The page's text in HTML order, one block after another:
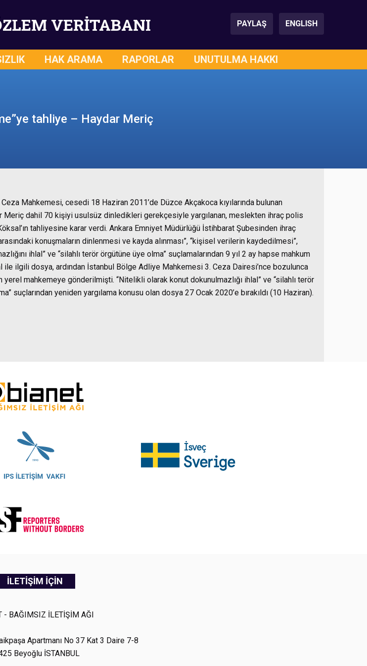
VERİTABANI PAYLAŞ ENGLISH
HAK ARAMA RAPORLAR UNUTULMA HAKKI
tahliye – Haydar Meriç
Ceza Mahkemesi, cesedi 18 Haziran 2011’de Düzce Akçakoca kıyılarında bulunan
Meriç dahil 70 kişiyi usulsüz dinledikleri gerekçesiyle yargılanan, meslekten ihraç polis
tahliyesine karar verdi. Ankara Emniyet Müdürlüğü İstihbarat Şubesinden ihraç
konuşmaların dinlenmesi ve kayda alınması”, “kişisel verilerin kaydedilmesi”,
ihlal” ve “silahlı terör örgütüne üye olma” suçlamalarından 9 yıl 2 ay hapse mahkum
ilgili dosya, ardından İstanbul Bölge Adliye Mahkemesi 3. Ceza Dairesi’nce bozulunca
yerel mahkemeye gönderilmişti. “Nitelikli olarak konut dokunulmazlığı ihlal” ve “silahlı terör
suçlarından yeniden yargılama konusu olan dosya 27 Ocak 2020’e bırakıldı (10 Haziran).
İLETİŞİM İÇİN
- BAĞIMSIZ İLETİŞİM AĞI
Apartmanı No 37 Kat 3 Daire 7-8
Beyoğlu İSTANBUL